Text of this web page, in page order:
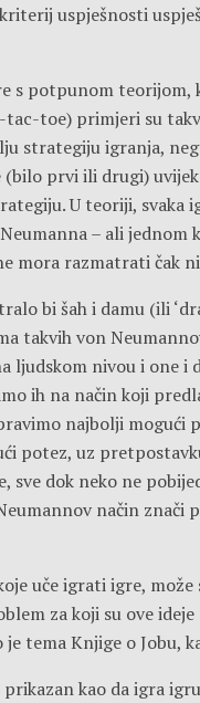
uspješnosti
s potpunom teorijom,
toe) primjeri su
strategiju igranja,
prvi ili drugi)
U teoriji, svaka
– ali jednom
mora razmatrati čak
bi šah i damu (ili
takvih von
ljudskom nivou i one i
ih na način koji
najbolji mogući
potez, uz
sve dok neko ne
način znači
uče igrati igre,
za koji su ove
tema Knjige o Jobu,
kao da igra